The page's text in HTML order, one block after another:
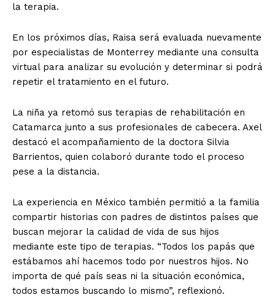
la terapia.
En los próximos días, Raisa será evaluada nuevamente
por especialistas de Monterrey mediante una consulta
virtual para analizar su evolución y determinar si podrá
repetir el tratamiento en el futuro.
La niña ya retomó sus terapias de rehabilitación en
Catamarca junto a sus profesionales de cabecera. Axel
destacó el acompañamiento de la doctora Silvia
Barrientos, quien colaboró durante todo el proceso
pese a la distancia.
La experiencia en México también permitió a la familia
compartir historias con padres de distintos países que
buscan mejorar la calidad de vida de sus hijos
mediante este tipo de terapias. “Todos los papás que
estábamos ahí hacemos todo por nuestros hijos. No
importa de qué país seas ni la situación económica,
todos estamos buscando lo mismo”, reflexionó.